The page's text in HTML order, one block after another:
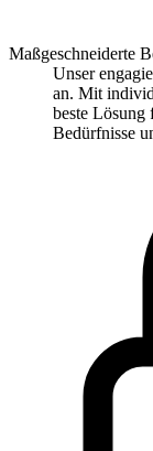
Maßgeschneiderte
Unser
an. Mit
beste Lösung
Bedürfnisse